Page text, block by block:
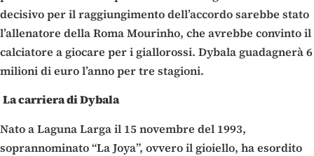
decisivo per il raggiungimento dell’accordo sarebbe stato
l’allenatore della Roma Mourinho, che avrebbe convinto il
calciatore a giocare per i giallorossi. Dybala guadagnerà 6
milioni di euro l’anno per tre stagioni.
La carriera di Dybala
Nato a Laguna Larga il 15 novembre del 1993,
soprannominato “La Joya”, ovvero il gioiello, ha esordito